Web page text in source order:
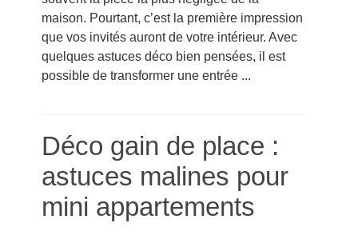
maison. Pourtant, c’est la première impression
que vos invités auront de votre intérieur. Avec
quelques astuces déco bien pensées, il est
possible de transformer une entrée ...
Déco gain de place :
astuces malines pour
mini appartements